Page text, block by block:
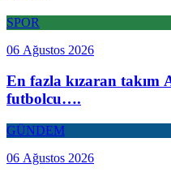
SPOR
06 Ağustos 2026
En fazla kızaran takım
futbolcu….
GÜNDEM
06 Ağustos 2026